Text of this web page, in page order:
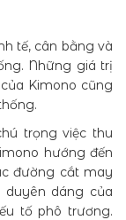
tế, cân bằng và
Những giá trị
Kimono cũng
trọng việc thu
hướng đến
đường cắt may
dáng của
tố phô trương.